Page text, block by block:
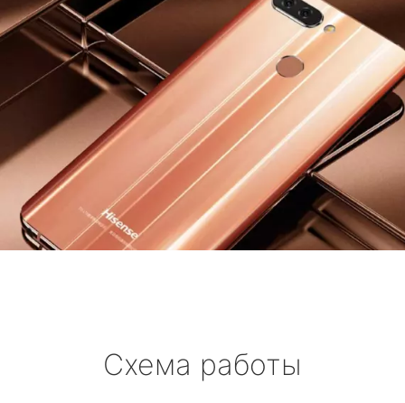
Схема работы